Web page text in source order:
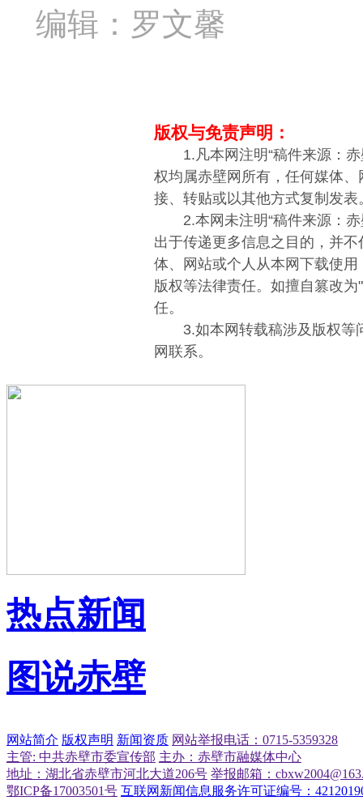
编辑：罗文馨
版权与免责声明：
1.凡本网注明“稿件来源：赤
权均属赤壁网所有，任何媒体
接、转贴或以其他方式复制发表
2.本网未注明“稿件来源：赤
出于传递更多信息之目的，并
体、网站或个人从本网下载使用
版权等法律责任。如擅自篡改
任。
3.如本网转载稿涉及版权等
网联系。
热点新闻
图说赤壁
网站简介 版权声明 新闻资质 网站举报电话：0715-5359328
主管: 中共赤壁市委宣传部 主办：赤壁市融媒体中心
地址：湖北省赤壁市河北大道206号 举报邮箱：
鄂ICP备17003501号 互联网新闻信息服务许可证编号：